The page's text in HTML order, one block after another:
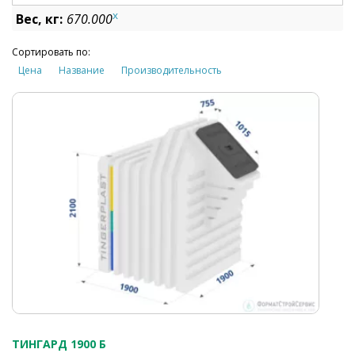
Вес, кг: 670.000x
Сортировать по:
Цена
Название Производительность
ТИНГАРД 1900 Б